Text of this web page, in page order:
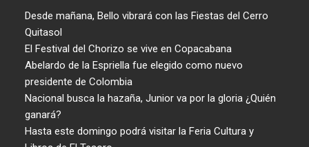
Desde mañana, Bello vibrará con las Fiestas del Cerro
Quitasol
El Festival del Chorizo se vive en Copacabana
Abelardo de la Espriella fue elegido como nuevo
presidente de Colombia
Nacional busca la hazaña, Junior va por la gloria ¿Quién
ganará?
Hasta este domingo podrá visitar la Feria Cultura y